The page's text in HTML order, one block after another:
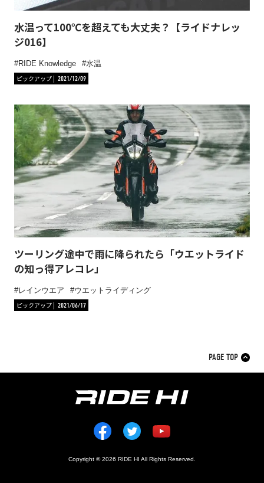
水温って100℃を超えても大丈夫？【ライドナレッ
ジ016】
RIDE Knowledge
水温
ピックアップ
2021/12/09
ツーリング途中で雨に降られたら「ウエットライド
の知っ得アレコレ」
レインウエア
ウエットライディング
ピックアップ
2021/06/17
Copyright © 2026 RIDE HI All Rights Reserved.
PAGE TOP